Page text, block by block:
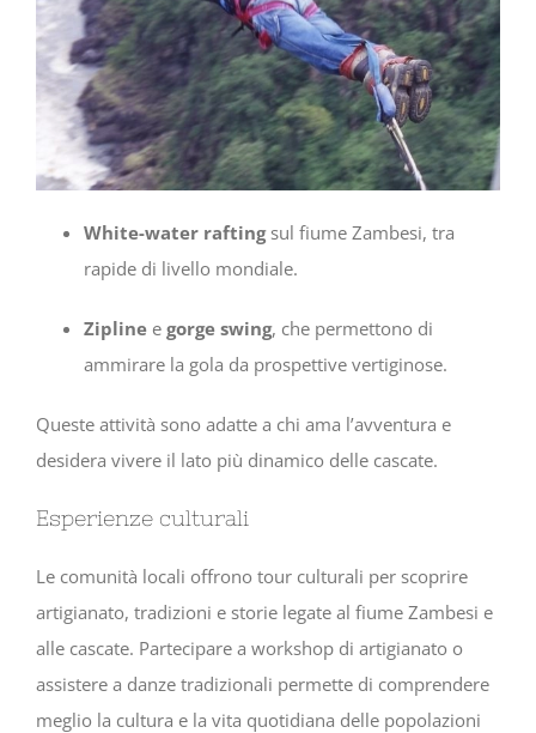
White-water raftingsul fiume Zambesi, tra
rapide di livello mondiale.
Zipline e gorge swing, che permettono di
ammirare la gola da prospettive vertiginose.
Queste attività sono adatte a chi ama l’avventura e
desidera vivere il lato più dinamico delle cascate.
Esperienze culturali
Le comunità locali offrono tour culturali per scoprire
artigianato, tradizioni e storie legate al fiume Zambesi e
alle cascate. Partecipare a workshop di artigianato o
assistere a danze tradizionali permette di comprendere
meglio la cultura e la vita quotidiana delle popolazioni